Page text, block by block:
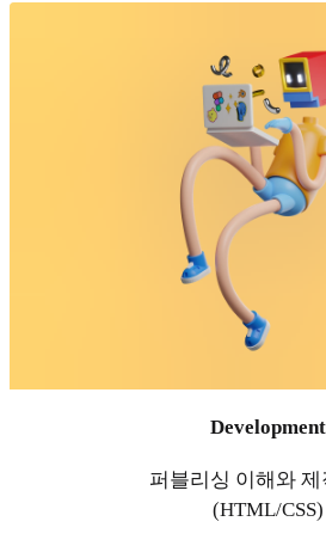
Development
퍼블리싱 이해와 제
(HTML/CSS)